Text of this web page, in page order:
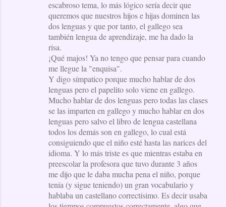
escabroso tema, lo más lógico sería decir que
queremos que nuestros hijos e hijas dominen las
dos lenguas y que por tanto, el gallego sea
también lengua de aprendizaje, me ha dado la
risa.
¡Qué majos! Ya no tengo que pensar para cuando
me llegue la "enquisa".
Y digo símpatico porque mucho hablar de dos
lenguas pero el papelito solo viene en gallego.
Mucho hablar de dos lenguas pero todas las clases
se las imparten en gallego y mucho hablar en dos
lenguas pero salvo el libro de lengua castellana
todos los demás son en gallego, lo cual está
consiguiendo que el niño esté hasta las narices del
idioma. Y lo más triste es que mientras estaba en
preescolar la profesora que tuvo durante 3 años
me dijo que le daba mucha pena el niño, porque
tenía (y sigue teniendo) un gran vocabulario y
hablaba un castellano correctísimo. Es decir usaba